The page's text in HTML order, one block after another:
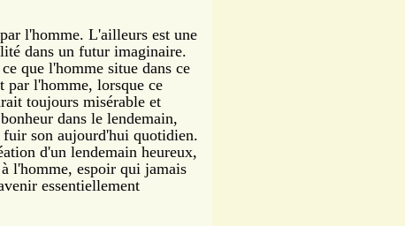
l'homme. L'ailleurs est une
dans un futur imaginaire.
que l'homme situe dans ce
par l'homme, lorsque ce
toujours misérable et
dans le lendemain,
son aujourd'hui quotidien.
d'un lendemain heureux,
l'homme, espoir qui jamais
essentiellement